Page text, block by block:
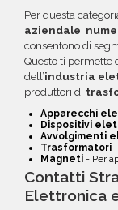
Per questa
aziendale
consentono di
Questo ti permette
dell’industria
produttori di
Apparecchi
Dispositivi
Avvolgimenti
Trasformatori
Magneti - Per
Contatti
Elettronica